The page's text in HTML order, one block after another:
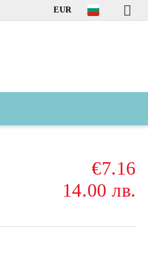
EUR
€7.16
14.00 лв.